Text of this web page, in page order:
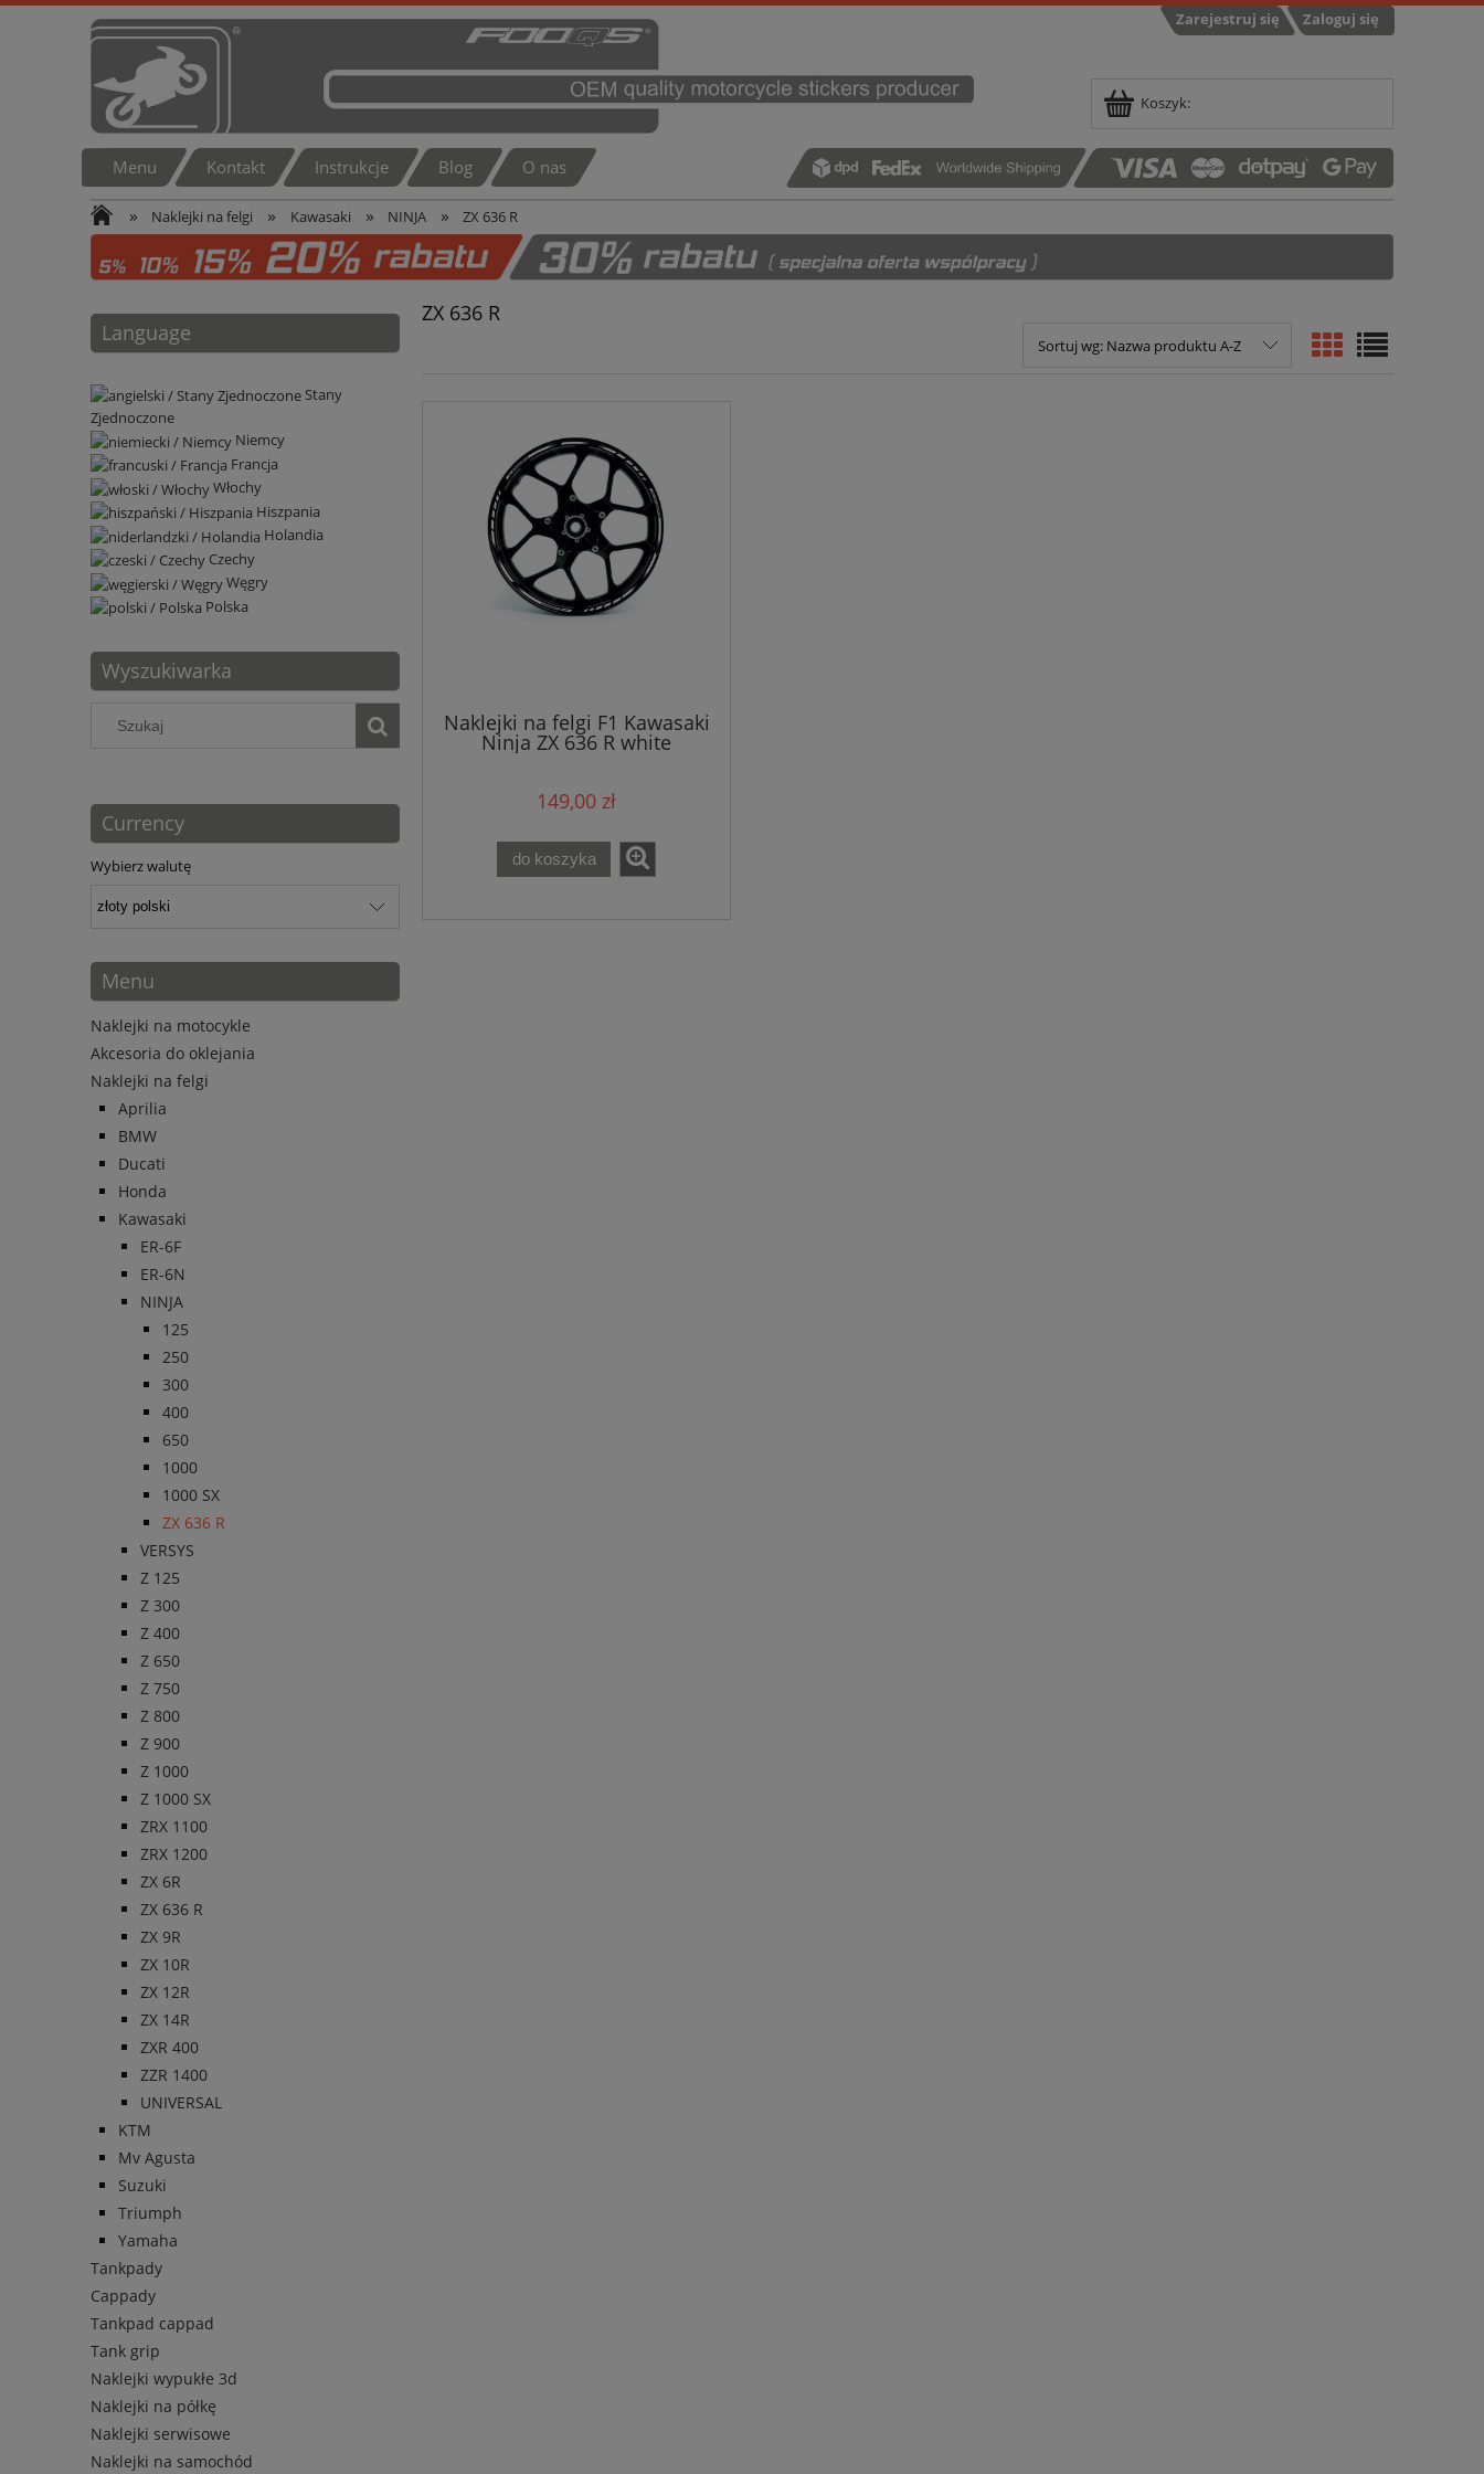
Zarejestruj się Zaloguj się
Koszyk:
Menu Kontakt Instrukcje Blog O nas
» Naklejki na felgi » Kawasaki » NINJA » ZX 636 R
Language
Stany
Zjednoczone
Niemcy
Francja
Włochy
Hiszpania
Holandia
Czechy
Węgry
Polska
Wyszukiwarka
Currency
Wybierz walutę
Menu
Naklejki na motocykle
Akcesoria do oklejania
Naklejki na felgi
Aprilia
BMW
Ducati
Honda
Kawasaki
ER-6F
ER-6N
NINJA
125
250
300
400
650
1000
1000 SX
ZX 636 R
VERSYS
Z 125
Z 300
Z 400
Z 650
Z 750
Z 800
Z 900
Z 1000
Z 1000 SX
ZRX 1100
ZRX 1200
ZX 6R
ZX 636 R
ZX 9R
ZX 10R
ZX 12R
ZX 14R
ZXR 400
ZZR 1400
UNIVERSAL
KTM
Mv Agusta
Suzuki
Triumph
Yamaha
Tankpady
Cappady
Tankpad cappad
Tank grip
Naklejki wypukłe 3d
Naklejki na półkę
Naklejki serwisowe
Naklejki na samochód
ZX 636 R
Sortuj wg: Nazwa produktu A-Z
Naklejki na felgi F1 Kawasaki
Ninja ZX 636 R white
149,00 zł
do koszyka